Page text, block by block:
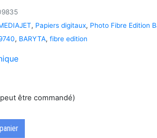
, Papiers digitaux, Photo Fibre Edition
, BARYTA, fibre edition
être commandé)